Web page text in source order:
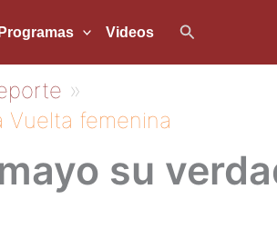
Programas Videos Buscar
Vuelta femenina
su